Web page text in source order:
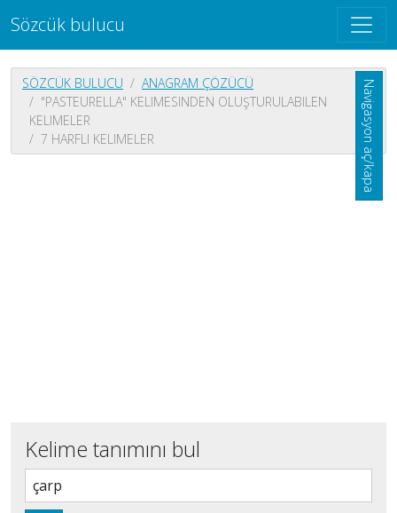
Sözcük bulucu
Navigasyon aç/kapa
SÖZCÜK BULUCU
ANAGRAM ÇÖZÜCÜ
"PASTEURELLA" KELIMESINDEN OLUŞTURULABILEN
KELIMELER
7 HARFLI KELIMELER
Kelime tanımını bul